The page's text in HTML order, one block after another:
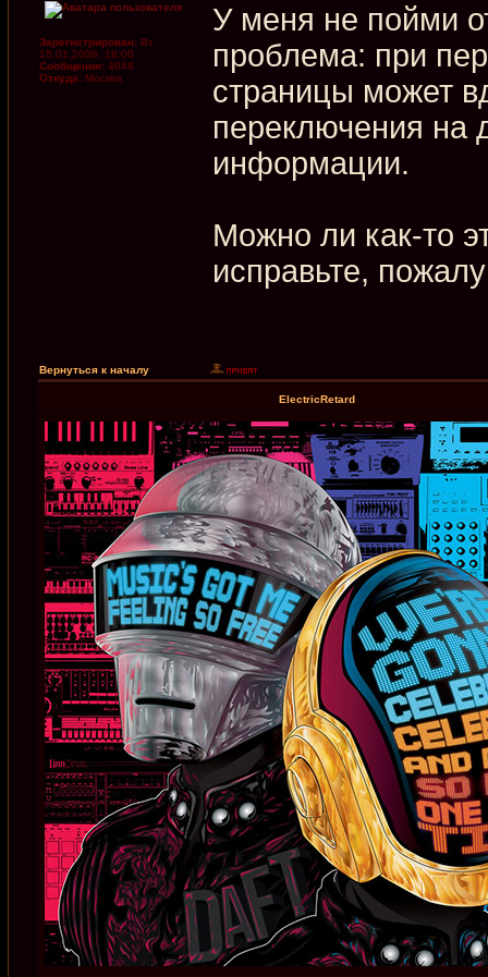
Зарегистрирован: Вт
15.01.2008, 18:00
Сообщения: 4048
Откуда: Москва
У меня не пойми
проблема: при
страницы может
переключения на
информации.
Можно ли как-то
исправьте,
Вернуться к началу
ElectricRetard